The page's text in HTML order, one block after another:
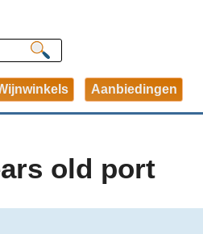
Aanbiedingen
old port